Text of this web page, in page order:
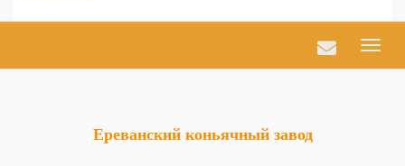
Ереванский коньячный завод